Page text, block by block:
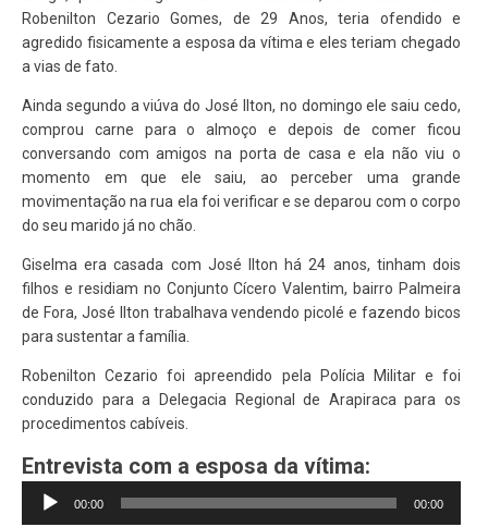
Robenilton Cezario Gomes, de 29 Anos, teria ofendido e
agredido fisicamente a esposa da vítima e eles teriam chegado
a vias de fato.
Ainda segundo a viúva do José Ilton, no domingo ele saiu cedo,
comprou carne para o almoço e depois de comer ficou
conversando com amigos na porta de casa e ela não viu o
momento em que ele saiu, ao perceber uma grande
movimentação na rua ela foi verificar e se deparou com o corpo
do seu marido já no chão.
Giselma era casada com José Ilton há 24 anos, tinham dois
filhos e residiam no Conjunto Cícero Valentim, bairro Palmeira
de Fora, José Ilton trabalhava vendendo picolé e fazendo bicos
para sustentar a família.
Robenilton Cezario foi apreendido pela Polícia Militar e foi
conduzido para a Delegacia Regional de Arapiraca para os
procedimentos cabíveis.
Entrevista com a esposa da vítima:
Tocador
00:00 00:00